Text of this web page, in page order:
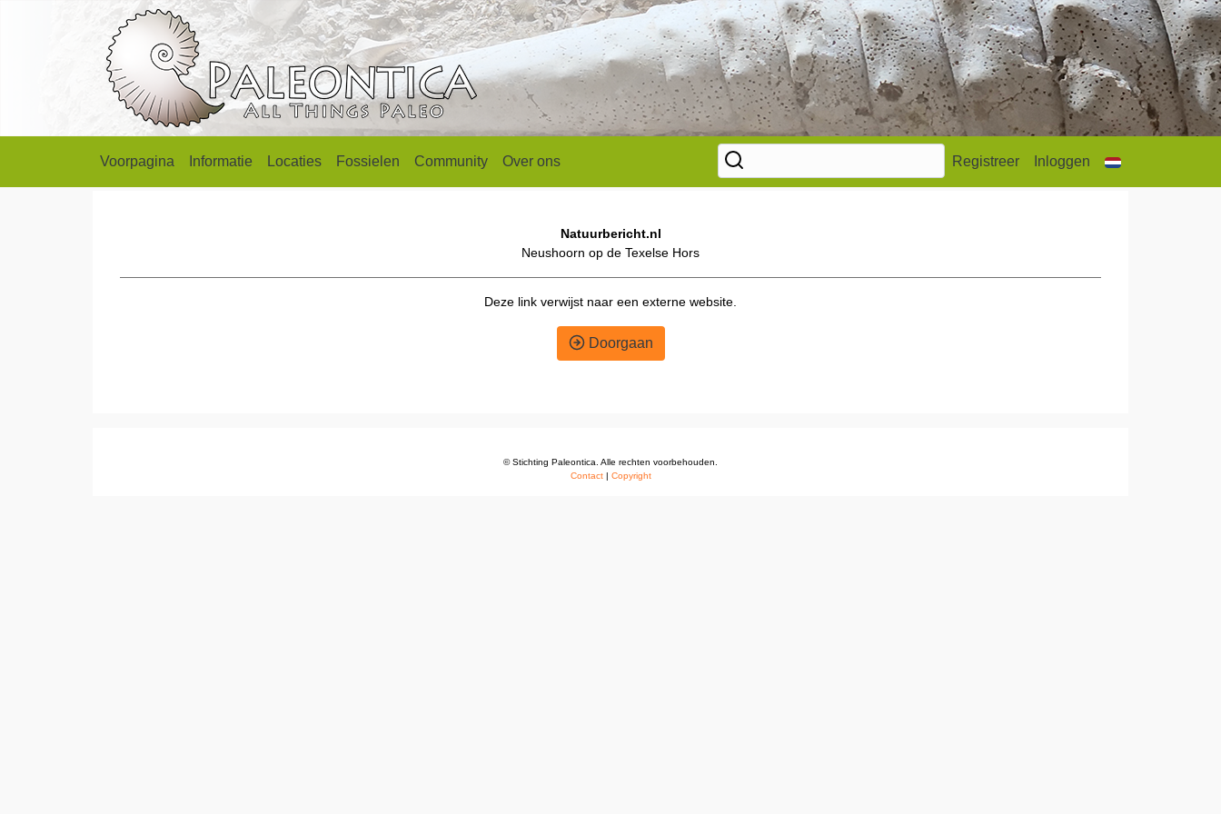
Voorpagina Informatie Locaties Fossielen Community Over ons Registreer Inloggen
Natuurbericht.nl
Neushoorn op de Texelse Hors
Deze link verwijst naar een externe website.
Doorgaan
© Stichting Paleontica. Alle rechten voorbehouden.
Contact| Copyright